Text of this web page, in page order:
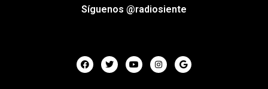
Síguenos @radiosiente